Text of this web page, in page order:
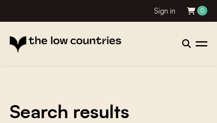
Sign in 0
Search results